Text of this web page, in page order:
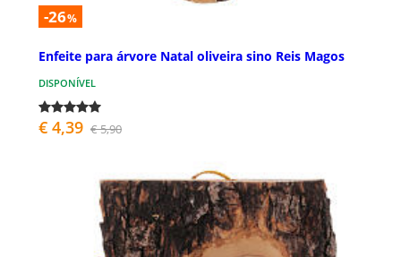
-26%
Enfeite para árvore Natal oliveira sino Reis Magos
DISPONÍVEL
€ 4,39 € 5,90